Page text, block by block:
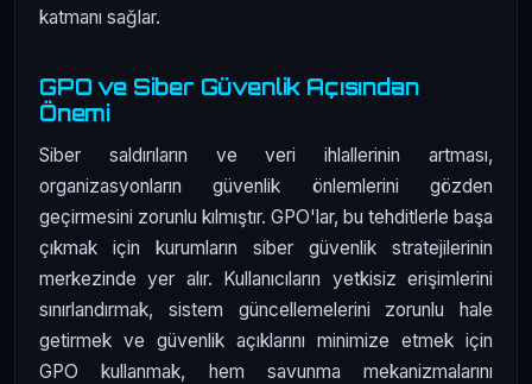
katmanı sağlar.
GPO ve Siber Güvenlik Açısından
Önemi
Siber saldırıların ve veri ihlallerinin artması,
organizasyonların güvenlik önlemlerini gözden
geçirmesini zorunlu kılmıştır. GPO'lar, bu tehditlerle başa
çıkmak için kurumların siber güvenlik stratejilerinin
merkezinde yer alır. Kullanıcıların yetkisiz erişimlerini
sınırlandırmak, sistem güncellemelerini zorunlu hale
getirmek ve güvenlik açıklarını minimize etmek için
GPO kullanmak, hem savunma mekanizmalarını